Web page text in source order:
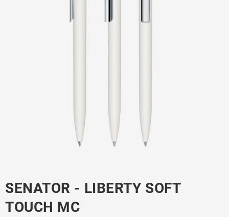
SENATOR - LIBERTY SOFT
TOUCH MC